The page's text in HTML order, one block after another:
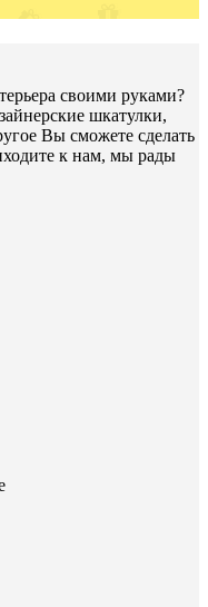
своими руками?
шкатулки,
Вы сможете сделать
к нам, мы рады